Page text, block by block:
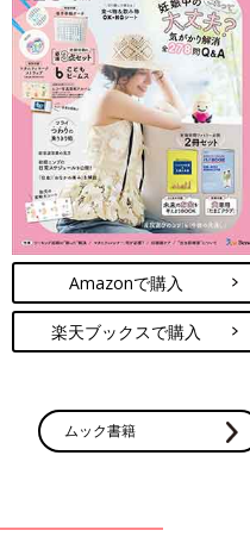
みーさんは、アディダスの
ットンメッシュを使用して
ューズです。とってもきれ
Amazonで購入
楽天ブックスで購入
ムック書籍